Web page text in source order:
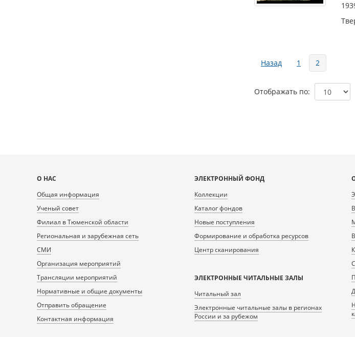
Страницы
Назад 1 2
Отображать по
Карта
сайта
О НАС
Общая информация
Ученый совет
Филиал в Тюменской области
Региональная и зарубежная сеть
СМИ
Организация мероприятий
Трансляции мероприятий
Нормативные и общие документы
Отправить обращение
Контактная информация
ЭЛЕКТРОННЫЙ ФОНД
Коллекции
Каталог фондов
Новые поступления
Формирование и обработка ресурсов
Центр сканирования
ЭЛЕКТРОННЫЕ ЧИТАЛЬНЫЕ ЗАЛЫ
Читальный зал
Электронные читальные залы в регионах
России и за рубежом